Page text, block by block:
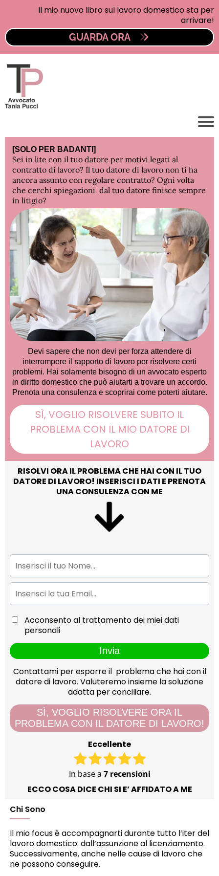
Il mio nuovo libro sul lavoro domestico sta per
arrivare!
GUARDA ORA
[SOLO PER BADANTI]
Sei in lite con il tuo datore per motivi legati al
contratto di lavoro? Il tuo datore di lavoro non ti ha
ancora assunto con regolare contratto? Ogni volta
che cerchi spiegazioni dal tuo datore finisce sempre
in litigio?
Devi sapere che non devi per forza attendere di
interrompere il rapporto di lavoro per risolvere certi
problemi. Hai solamente bisogno di un avvocato esperto
in diritto domestico che può aiutarti a trovare un accordo.
Prenota una consulenza e scoprirai come poterti aiutare.
SÌ, VOGLIO RISOLVERE SUBITO IL
PROBLEMA CON IL MIO DATORE DI
LAVORO
RISOLVI ORA IL PROBLEMA CHE HAI CON IL TUO
DATORE DI LAVORO! INSERISCI I DATI E PRENOTA
UNA CONSULENZA CON ME
Acconsento al trattamento dei miei dati
personali
Invia
Contattami per esporre il problema che hai con il
datore di lavoro. Valuteremo insieme la soluzione
adatta per conciliare.
SÌ, VOGLIO RISOLVERE ORA IL
PROBLEMA CON IL DATORE DI LAVORO!
Eccellente
In base a 7 recensioni
ECCO COSA DICE CHI SI E’ AFFIDATO A ME
Chi Sono
Il mio focus è accompagnarti durante tutto l’iter del
lavoro domestico: dall’assunzione al licenziamento.
Successivamente, anche nelle cause di lavoro che
ne possono conseguire.